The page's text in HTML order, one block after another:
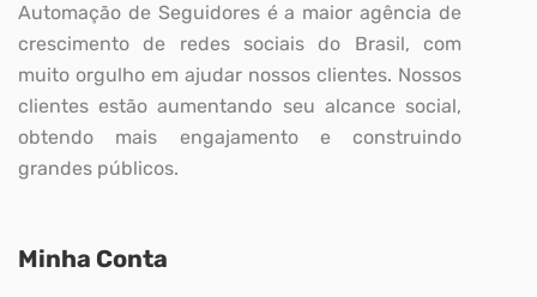
Automação de Seguidores é a maior agência de
crescimento de redes sociais do Brasil, com
muito orgulho em ajudar nossos clientes. Nossos
clientes estão aumentando seu alcance social,
obtendo mais engajamento e construindo
grandes públicos.
Minha Conta